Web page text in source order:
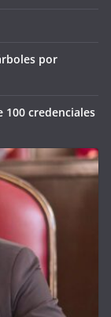
por
100 credenciales